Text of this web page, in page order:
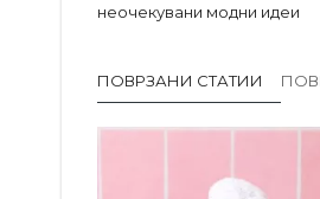
неочекувани модни идеи
ПОВРЗАНИ СТАТИИ